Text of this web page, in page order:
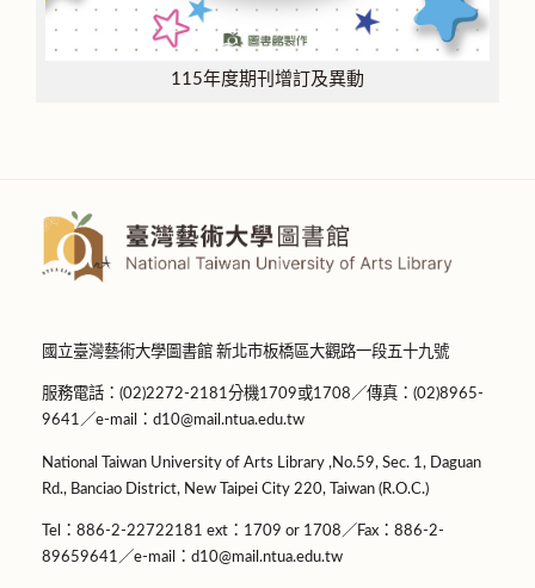
115年度期刊增訂及異動
國立臺灣藝術大學圖書館 新北市板橋區大觀路一段五十九號
服務電話：(02)2272-2181分機1709或1708／傳真：(02)8965-
9641／e-mail：d10@mail.ntua.edu.tw
National Taiwan University of Arts Library ,No.59, Sec. 1, Daguan
Rd., Banciao District, New Taipei City 220, Taiwan (R.O.C.)
Tel：886-2-22722181 ext：1709 or 1708／Fax：886-2-
89659641／e-mail：d10@mail.ntua.edu.tw